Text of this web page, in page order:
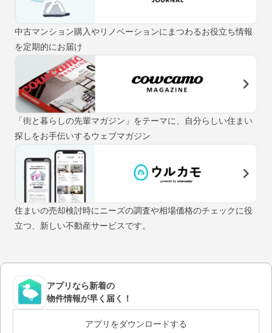
中古マンション購入やリノベーションにまつわるお役立ち情報
を定期的にお届け
「街と暮らしの先輩マガジン」をテーマに、自分らしい住まい
探しをお手伝いするウェブマガジン
住まいの売却検討時にニーズの調査や相場価格のチェックに役
立つ、新しい不動産サービスです。
アプリなら新着の
物件情報が早く届く！
アプリをダウンロードする